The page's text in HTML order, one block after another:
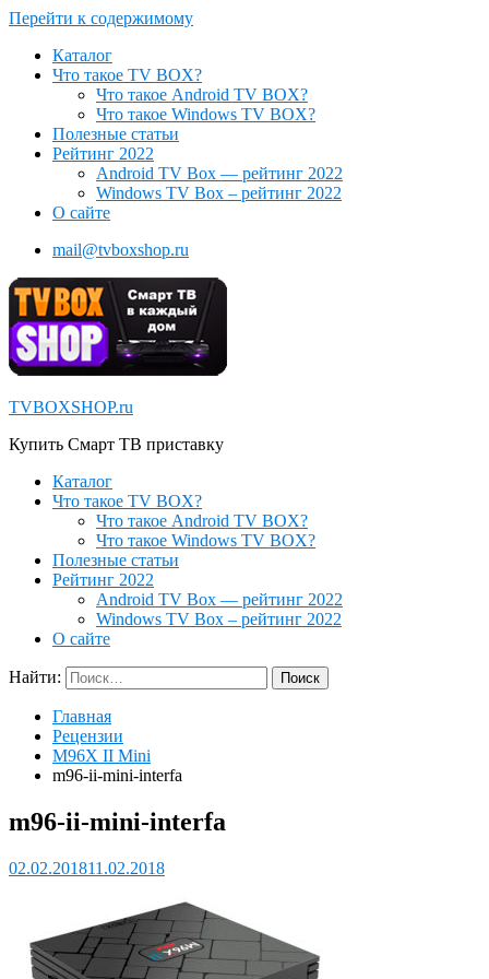
Перейти к содержимому
Каталог
Что такое TV BOX?
Что такое Android TV BOX?
Что такое Windows TV BOX?
Полезные статьи
Рейтинг 2022
Android TV Box — рейтинг 2022
Windows TV Box – рейтинг 2022
О сайте
mail@tvboxshop.ru
TVBOXSHOP.ru
Купить Смарт ТВ приставку
Каталог
Что такое TV BOX?
Что такое Android TV BOX?
Что такое Windows TV BOX?
Полезные статьи
Рейтинг 2022
Android TV Box — рейтинг 2022
Windows TV Box – рейтинг 2022
О сайте
Найти:
Главная
Рецензии
M96X II Mini
m96-ii-mini-interfa
m96-ii-mini-interfa
02.02.201811.02.2018